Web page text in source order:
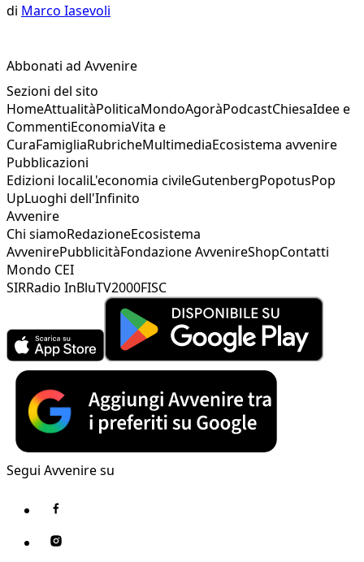
di Marco Iasevoli
Abbonati ad Avvenire
Sezioni del sito
HomeAttualitàPoliticaMondoAgoràPodcastChiesaIdee e
CommentiEconomiaVita e
CuraFamigliaRubricheMultimediaEcosistema avvenire
Pubblicazioni
Edizioni localiL'economia civileGutenbergPopotusPop
UpLuoghi dell'Infinito
Avvenire
Chi siamoRedazioneEcosistema
AvvenirePubblicitàFondazione AvvenireShopContatti
Mondo CEI
SIRRadio InBluTV2000FISC
Segui Avvenire su